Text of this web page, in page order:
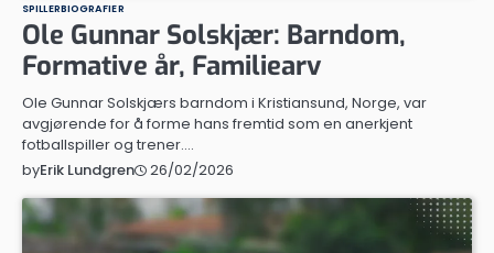
SPILLERBIOGRAFIER
Ole Gunnar Solskjær: Barndom,
Formative år, Familiearv
Ole Gunnar Solskjærs barndom i Kristiansund, Norge, var
avgjørende for å forme hans fremtid som en anerkjent
fotballspiller og trener.…
byErik Lundgren 26/02/2026